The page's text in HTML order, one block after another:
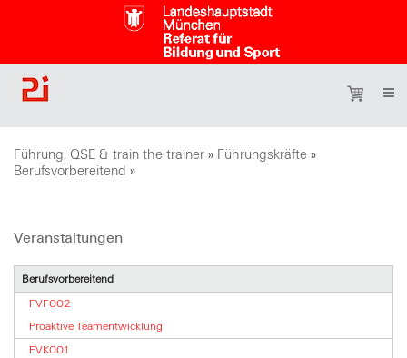
Führung, QSE & train the trainer » Führungskräfte »
Berufsvorbereitend »
Veranstaltungen
Berufsvorbereitend
FVF002
Proaktive Teamentwicklung
FVK001